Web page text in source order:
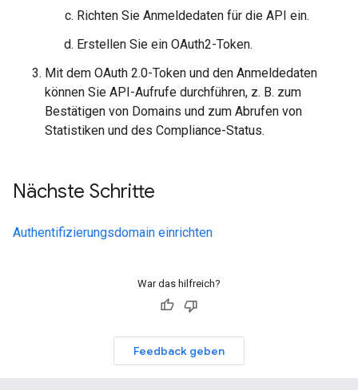
Richten Sie Anmeldedaten für die API ein.
Erstellen Sie ein OAuth2-Token.
Mit dem OAuth 2.0-Token und den Anmeldedaten
können Sie API-Aufrufe durchführen, z. B. zum
Bestätigen von Domains und zum Abrufen von
Statistiken und des Compliance-Status.
Nächste Schritte
Authentifizierungsdomain einrichten
War das hilfreich?
Feedback geben